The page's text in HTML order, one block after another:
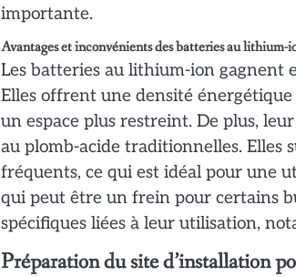
importante.
Avantages et inconvénients des batteries au lithium-
Les batteries au lithium-ion gagnent
Elles offrent une densité
un espace plus restreint. De plus,
au plomb-acide traditionnelles. Elles
fréquents, ce qui est idéal pour une
qui peut être un frein pour certains
spécifiques liées à leur utilisation,
Préparation du site d’installation